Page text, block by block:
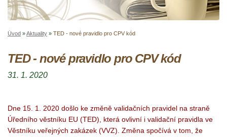
Úvod »Aktuality » TED - nové pravidlo pro CPV kód
TED - nové pravidlo pro CPV kód
31. 1. 2020
Dne 15. 1. 2020 došlo ke změně validačních pravidel na straně
Úředního věstníku EU (TED), která ovlivní i validační pravidla ve
Věstníku veřejných zakázek (VVZ). Změna spočívá v tom, že